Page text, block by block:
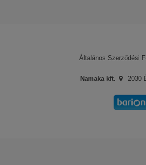
Általános Szerződési
Namaka kft. 2030